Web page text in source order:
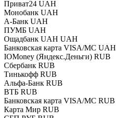
Приват24 UAH
Монобанк UAH
А-Банк UAH
ПУМБ UAH
Ощадбанк UAH UAH
Банковская карта VISA/MC UAH
IOMoney (Яндекс.Деньги) RUB
Сбербанк RUB
Тинькофф RUB
Альфа-Банк RUB
ВТБ RUB
Банковская карта VISA/MC RUB
Карта Мир RUB